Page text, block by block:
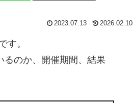
2023.07.13 2026.02.10
す。
るのか、開催期間、結果